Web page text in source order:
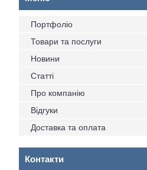
Портфоліо
Товари та послуги
Новини
Статті
Про компанію
Відгуки
Доставка та оплата
Контакти